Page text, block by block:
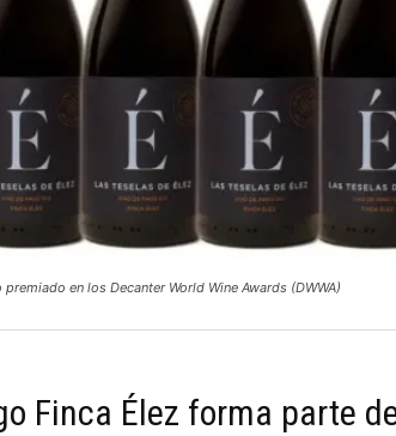
en los Decanter World Wine Awards (DWWA)
Finca Élez forma parte